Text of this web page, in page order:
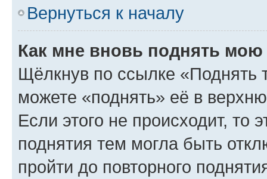
Вернуться к началу
Как мне вновь поднять мою
Щёлкнув по ссылке «Поднять
можете «поднять» её в
Если этого не происходит, то
поднятия тем могла быть
пройти до повторного